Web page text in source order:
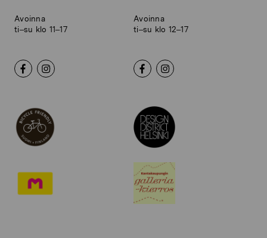
Avoinna
ti–su klo 11–17
Avoinna
ti–su klo 12–17